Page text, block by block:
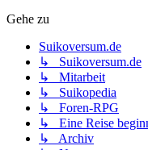
Gehe zu
Suikoversum.de
↳ Suikoversum.de
↳ Mitarbeit
↳ Suikopedia
↳ Foren-RPG
↳ Eine Reise
↳ Archiv